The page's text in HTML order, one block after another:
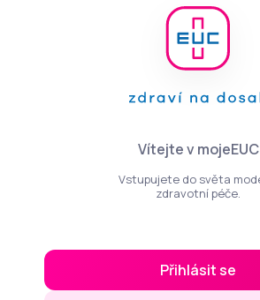
Vítejte v mojeEUC
Vstupujete do světa
zdravotní péče.
Přihlásit se